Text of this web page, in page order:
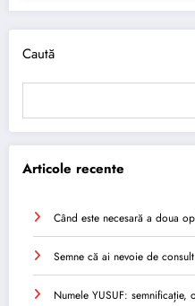
Caută
Articole recente
Când este necesară a doua
Semne că ai nevoie de
Numele YUSUF: